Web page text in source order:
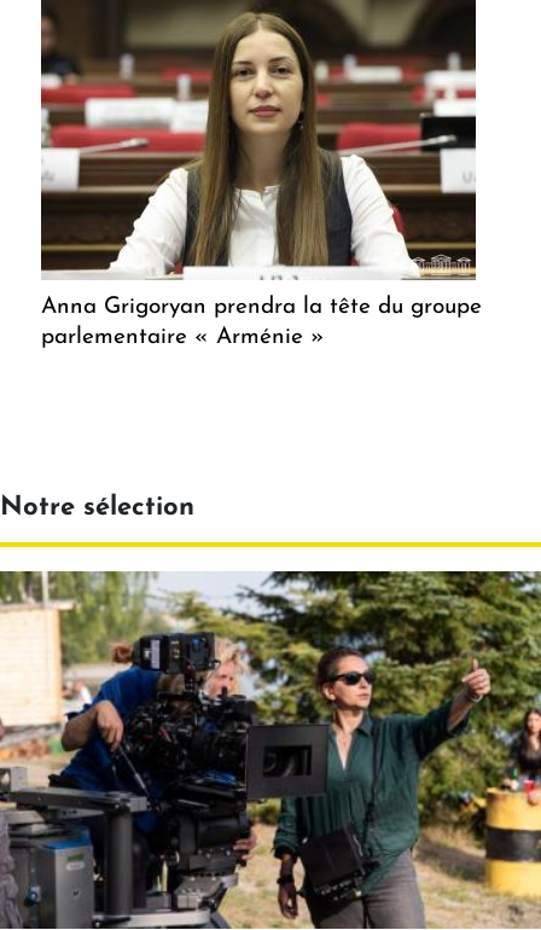
Anna Grigoryan prendra la tête du groupe
parlementaire « Arménie »
Notre sélection